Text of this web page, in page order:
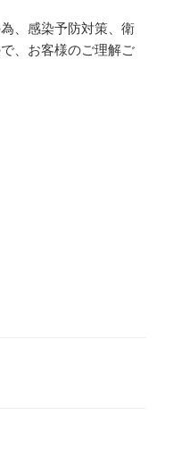
、感染予防対策、衛
、お客様のご理解ご